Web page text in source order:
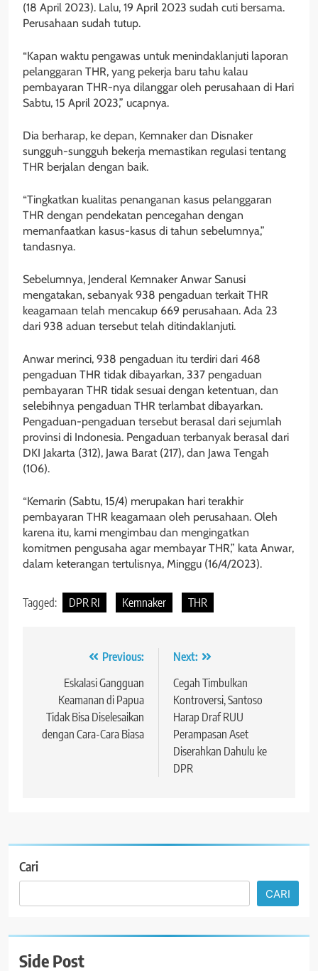
(18 April 2023). Lalu, 19 April 2023 sudah cuti bersama.
Perusahaan sudah tutup.
“Kapan waktu pengawas untuk menindaklanjuti laporan
pelanggaran THR, yang pekerja baru tahu kalau
pembayaran THR-nya dilanggar oleh perusahaan di Hari
Sabtu, 15 April 2023,” ucapnya.
Dia berharap, ke depan, Kemnaker dan Disnaker
sungguh-sungguh bekerja memastikan regulasi tentang
THR berjalan dengan baik.
“Tingkatkan kualitas penanganan kasus pelanggaran
THR dengan pendekatan pencegahan dengan
memanfaatkan kasus-kasus di tahun sebelumnya,”
tandasnya.
Sebelumnya, Jenderal Kemnaker Anwar Sanusi
mengatakan, sebanyak 938 pengaduan terkait THR
keagamaan telah mencakup 669 perusahaan. Ada 23
dari 938 aduan tersebut telah ditindaklanjuti.
Anwar merinci, 938 pengaduan itu terdiri dari 468
pengaduan THR tidak dibayarkan, 337 pengaduan
pembayaran THR tidak sesuai dengan ketentuan, dan
selebihnya pengaduan THR terlambat dibayarkan.
Pengaduan-pengaduan tersebut berasal dari sejumlah
provinsi di Indonesia. Pengaduan terbanyak berasal dari
DKI Jakarta (312), Jawa Barat (217), dan Jawa Tengah
(106).
“Kemarin (Sabtu, 15/4) merupakan hari terakhir
pembayaran THR keagamaan oleh perusahaan. Oleh
karena itu, kami mengimbau dan mengingatkan
komitmen pengusaha agar membayar THR,” kata Anwar,
dalam keterangan tertulisnya, Minggu (16/4/2023).
Tagged: DPR RI Kemnaker THR
Navigasi Previous:
Eskalasi Gangguan
Keamanan di Papua
Tidak Bisa Diselesaikan
dengan Cara-Cara Biasa
Next:
Cegah Timbulkan
Kontroversi, Santoso
Harap Draf RUU
Perampasan Aset
Diserahkan Dahulu ke
DPR
Cari
CARI
Side Post